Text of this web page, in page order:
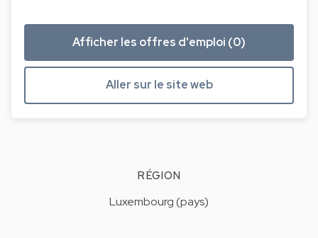
Afficher les offres d'emploi (0)
Aller sur le site web
RÉGION
Luxembourg (pays)